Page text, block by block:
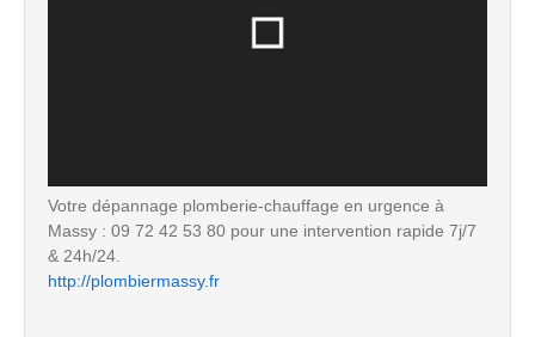
Votre dépannage plomberie-chauffage en urgence à
Massy : 09 72 42 53 80 pour une intervention rapide 7j/7
& 24h/24.
http://plombiermassy.fr